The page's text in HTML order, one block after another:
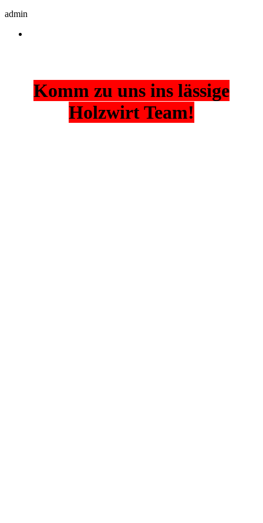
admin
Komm zu uns ins lässige
Holzwirt Team!